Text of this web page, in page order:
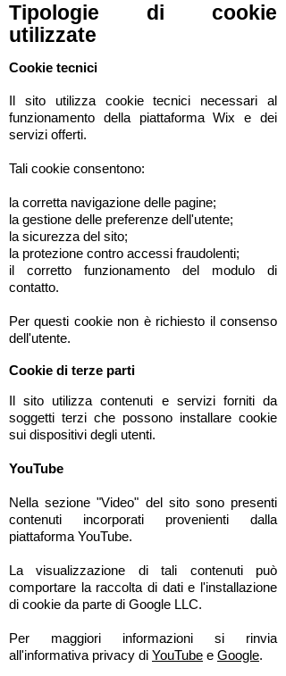
Tipologie di cookie
utilizzate
Cookie tecnici
Il sito utilizza cookie tecnici necessari al
funzionamento della piattaforma Wix e dei
servizi offerti.
Tali cookie consentono:
la corretta navigazione delle pagine;
la gestione delle preferenze dell'utente;
la sicurezza del sito;
la protezione contro accessi fraudolenti;
il corretto funzionamento del modulo di
contatto.
Per questi cookie non è richiesto il consenso
dell'utente.
Cookie di terze parti
Il sito utilizza contenuti e servizi forniti da
soggetti terzi che possono installare cookie
sui dispositivi degli utenti.
YouTube
Nella sezione "Video" del sito sono presenti
contenuti incorporati provenienti dalla
piattaforma YouTube.
La visualizzazione di tali contenuti può
comportare la raccolta di dati e l'installazione
di cookie da parte di Google LLC.
Per maggiori informazioni si rinvia
all'informativa privacy di YouTube e Google.